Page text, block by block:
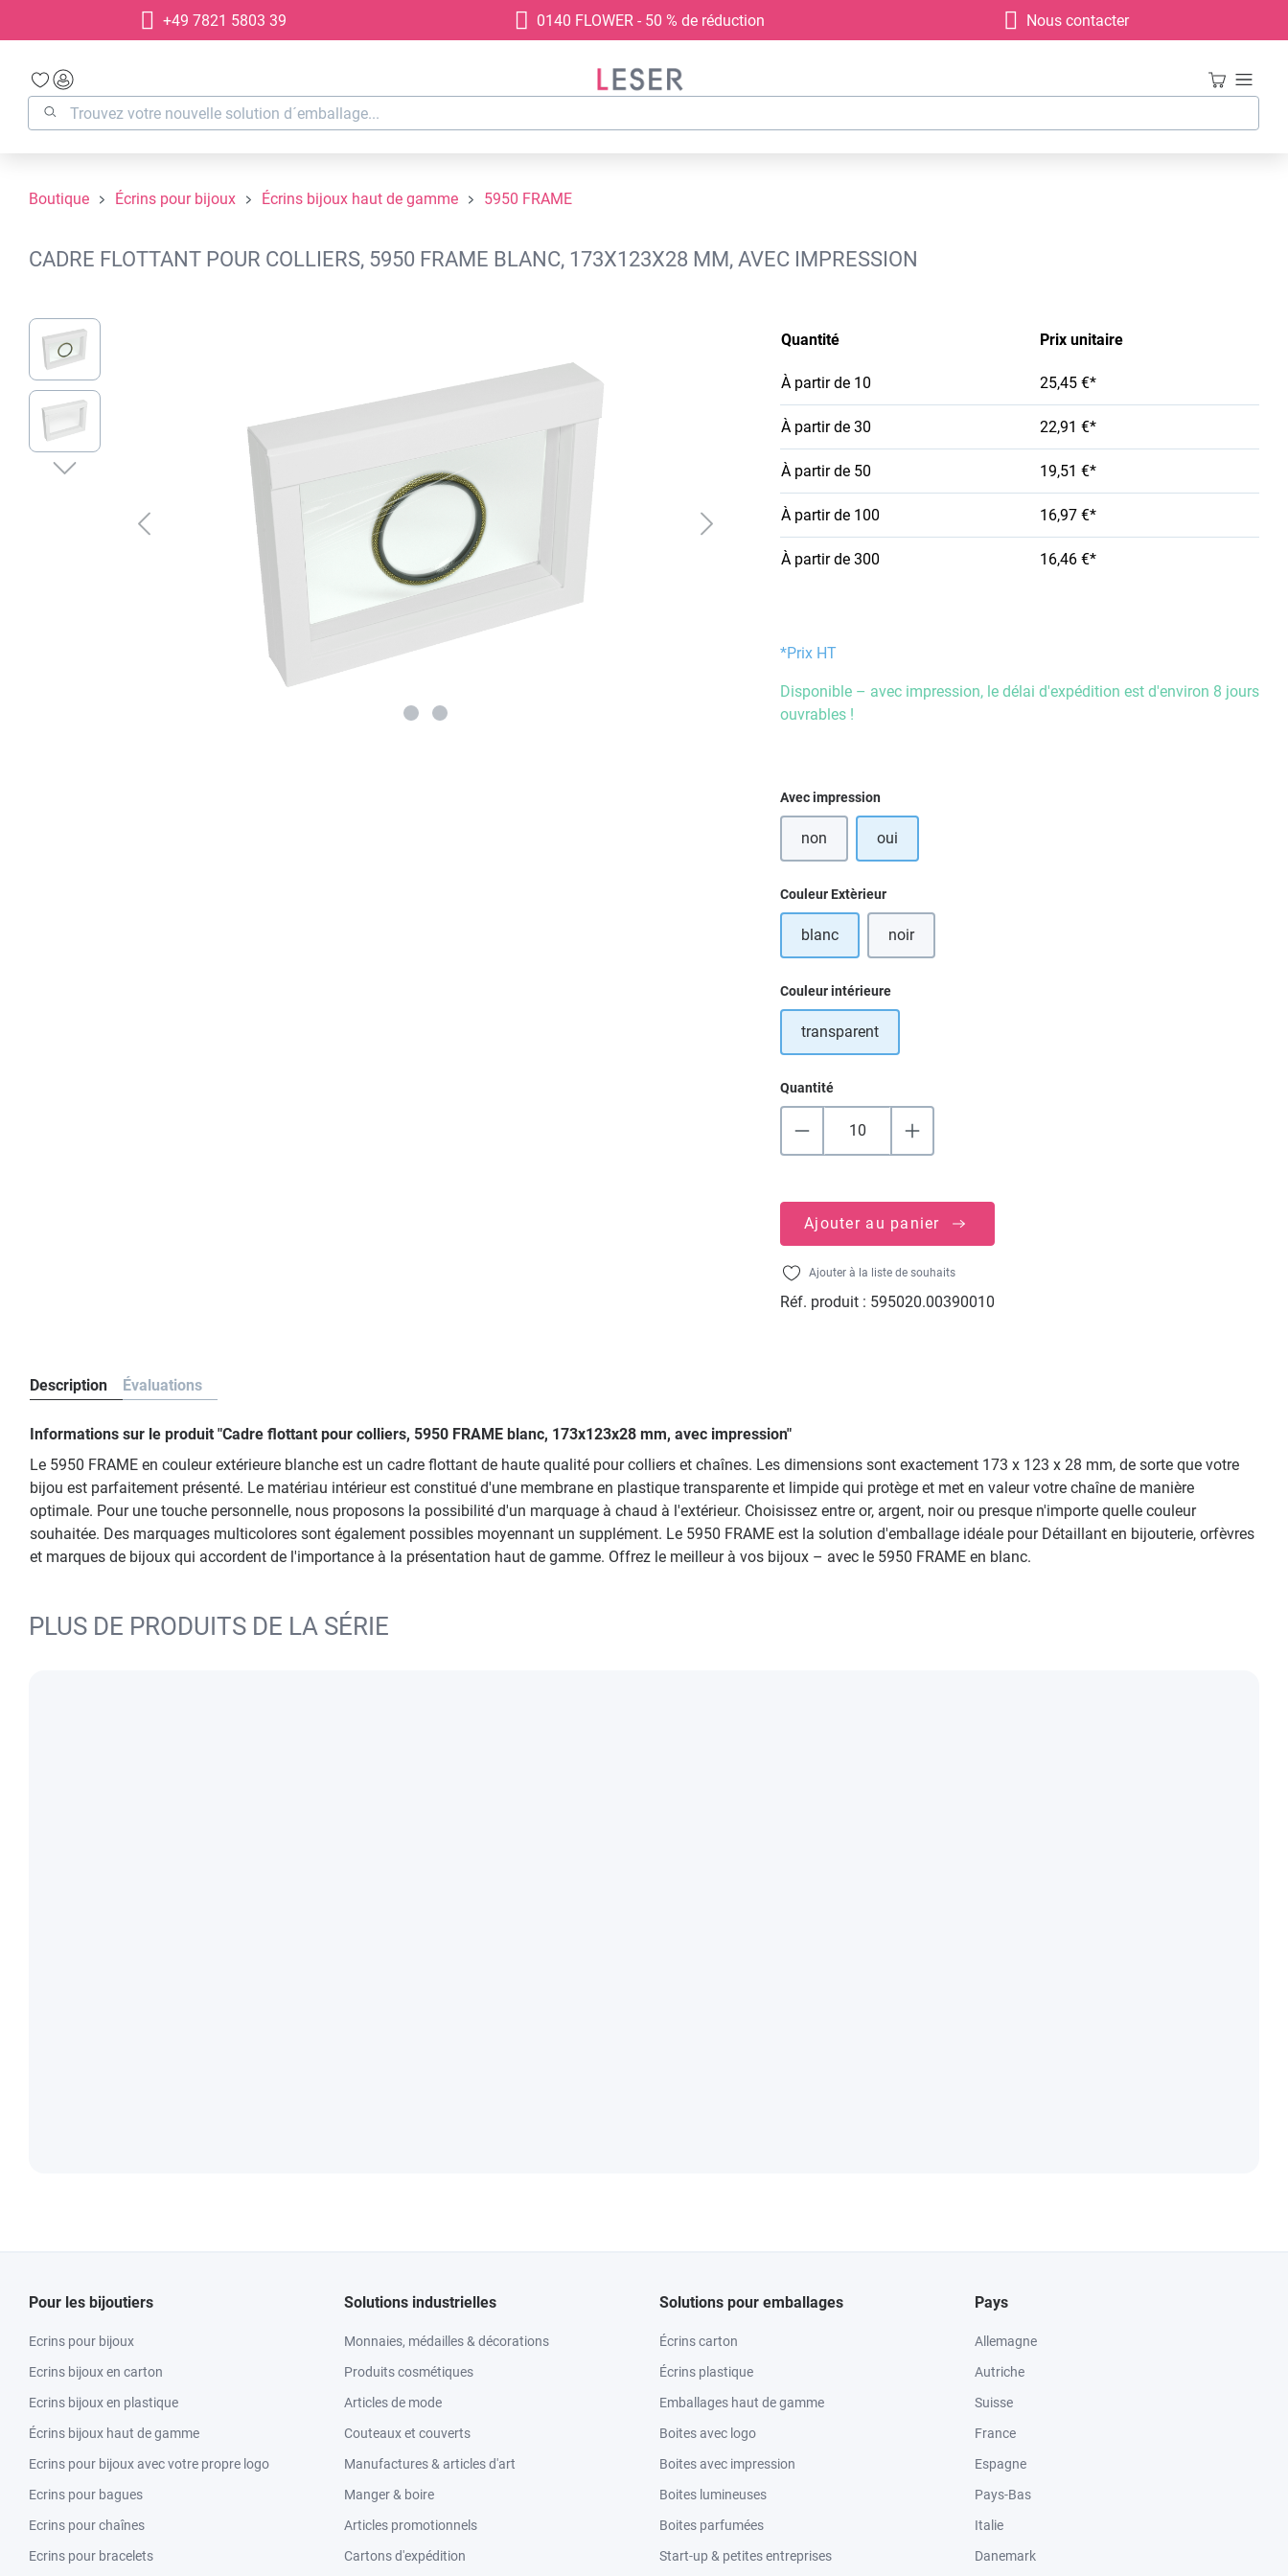
Passer à la navigation principale
+49 7821 5803 39 0140 FLOWER - 50 % de réduction Nous contacter
Boutique Écrins pour bijoux Écrins bijoux haut de gamme 5950 FRAME
CADRE FLOTTANT POUR COLLIERS, 5950 FRAME BLANC, 173X123X28 MM, AVEC IMPRESSION
Ignorer la galerie d'images
Quantité Prix unitaire
À partir de 10 25,45 €*
À partir de 30 22,91 €*
À partir de 50 19,51 €*
À partir de 100 16,97 €*
À partir de 300 16,46 €*
*Prix HT
Disponible – avec impression, le délai d'expédition est d'environ 8 jours
ouvrables !
Sélectionnez
Avec impression
non oui
Sélectionnez
Couleur Extèrieur
blanc noir
Sélectionnez
Couleur intérieure
transparent
Quantité
Ajouter au panier
Ajouter à la liste de souhaits
Réf. produit : 595020.00390010
Description Évaluations
Informations sur le produit "Cadre flottant pour colliers, 5950 FRAME blanc, 173x123x28 mm, avec impression"
Le 5950 FRAME en couleur extérieure blanche est un cadre flottant de haute qualité pour colliers et chaînes. Les dimensions sont exactement 173 x 123 x 28 mm, de sorte que votre
bijou est parfaitement présenté. Le matériau intérieur est constitué d'une membrane en plastique transparente et limpide qui protège et met en valeur votre chaîne de manière
optimale. Pour une touche personnelle, nous proposons la possibilité d'un marquage à chaud à l'extérieur. Choisissez entre or, argent, noir ou presque n'importe quelle couleur
souhaitée. Des marquages multicolores sont également possibles moyennant un supplément. Le 5950 FRAME est la solution d'emballage idéale pour Détaillant en bijouterie, orfèvres
et marques de bijoux qui accordent de l'importance à la présentation haut de gamme. Offrez le meilleur à vos bijoux – avec le 5950 FRAME en blanc.
PLUS DE PRODUITS DE LA SÉRIE
Pour les bijoutiers
Ecrins pour bijoux
Ecrins bijoux en carton
Ecrins bijoux en plastique
Écrins bijoux haut de gamme
Ecrins pour bijoux avec votre propre logo
Ecrins pour bagues
Ecrins pour chaînes
Ecrins pour bracelets
Solutions industrielles
Monnaies, médailles & décorations
Produits cosmétiques
Articles de mode
Couteaux et couverts
Manufactures & articles d'art
Manger & boire
Articles promotionnels
Cartons d'expédition
Solutions pour emballages
Écrins carton
Écrins plastique
Emballages haut de gamme
Boites avec logo
Boites avec impression
Boites lumineuses
Boites parfumées
Start-up & petites entreprises
Pays
Allemagne
Autriche
Suisse
France
Espagne
Pays-Bas
Italie
Danemark